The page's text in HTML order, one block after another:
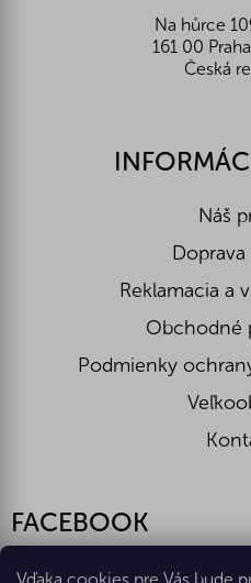
Na hůrce
161 00
Česká
Náš
Doprava
Reklamacia a
Obchodné
Podmienky
FACEBOOK